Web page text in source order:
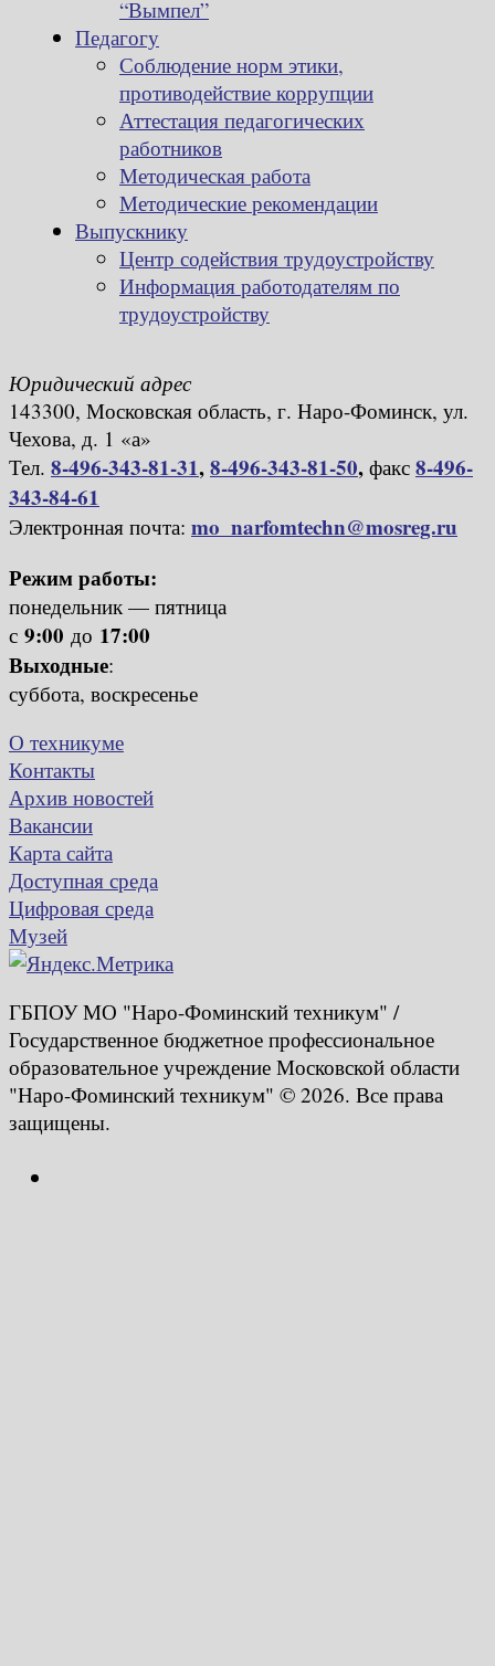
“Вымпел”
Педагогу
Соблюдение норм этики,
противодействие коррупции
Аттестация педагогических
работников
Методическая работа
Методические рекомендации
Выпускнику
Центр содействия трудоустройству
Информация работодателям по
трудоустройству
Юридический адрес
143300, Московская область, г. Наро-Фоминск, ул.
Чехова, д. 1 «а»
Тел. 8-496-343-81-31,8-496-343-81-50, факс 8-496-
343-84-61
Электронная почта: mo_narfomtechn@mosreg.ru
Режим работы:
понедельник — пятница
с 9:00 до 17:00
Выходные:
суббота, воскресенье
О техникуме
Контакты
Архив новостей
Вакансии
Карта сайта
Доступная среда
Цифровая среда
Музей
ГБПОУ МО "Наро-Фоминский техникум" /
Государственное бюджетное профессиональное
образовательное учреждение Московской области
"Наро-Фоминский техникум" © 2026. Все права
защищены.